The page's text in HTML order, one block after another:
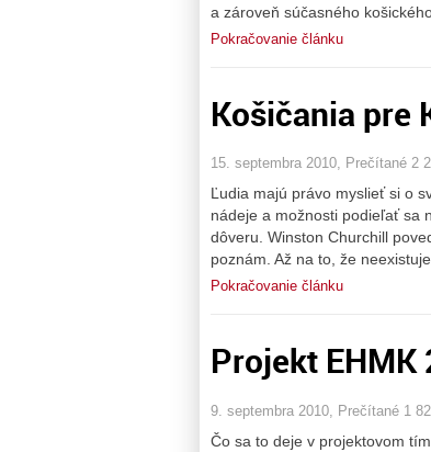
a zároveň súčasného
Pokračovanie článku
Košičania pre
15. septembra 2010, Prečítané 2
Ľudia majú právo myslieť si o
nádeje a možnosti podieľať sa
dôveru. Winston Churchill
poznám. Až na to, že
Pokračovanie článku
Projekt
9. septembra 2010, Prečítané 1
Čo sa to deje v projektovom